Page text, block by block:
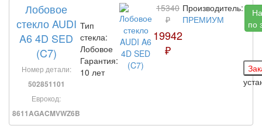
Лобовое
стекло AUDI
A6 4D SED
(C7)
Номер детали:
502851101
Еврокод:
8611AGACMVWZ6B
Тип
стекла:
Лобовое
Гарантия:
10 лет
15340
₽
19942
₽
Производитель:
ПРЕМИУМ
по